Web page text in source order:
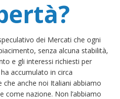
dei Mercati che ogni
senza alcuna stabilità,
e gli interessi richiesti per
accumulato in circa
che anche noi Italiani abbiamo
come nazione. Non l’abbiamo